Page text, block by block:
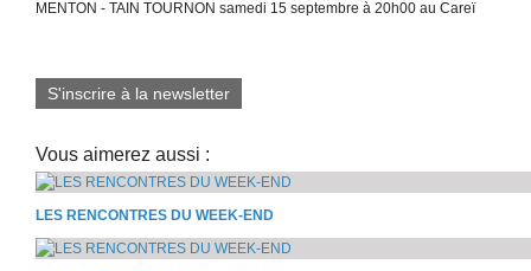
MENTON - TAIN TOURNON samedi 15 septembre à 20h00 au Careï
S'inscrire à la newsletter
Vous aimerez aussi :
LES RENCONTRES DU WEEK-END